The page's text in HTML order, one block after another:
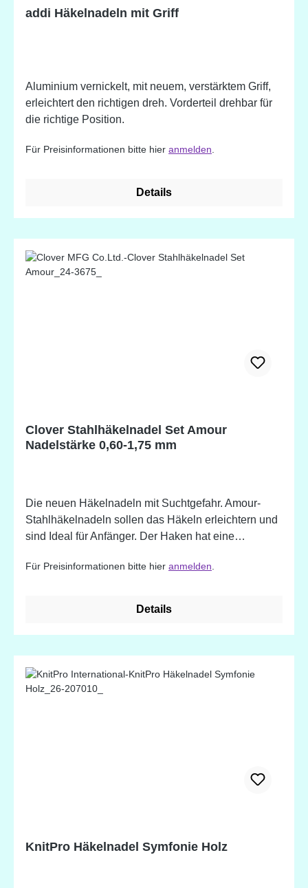
addi Häkelnadeln mit Griff
Aluminium vernickelt, mit neuem, verstärktem Griff,
erleichtert den richtigen dreh. Vorderteil drehbar für
die richtige Position.
Für Preisinformationen bitte hier anmelden
Details
Clover Stahlhäkelnadel Set Amour
Nadelstärke 0,60-1,75 mm
Die neuen Häkelnadeln mit Suchtgefahr. Amour-
Stahlhäkelnadeln sollen das Häkeln erleichtern und
sind Ideal für Anfänger. Der Haken hat eine
Stiche gleichmäßig. Der Griff schmiegt sich perfekt in
1.50mm, 1.25mm, 1.00mm, 0.90 mm, 0.75mm und
Für Preisinformationen bitte hier anmelden
Details
KnitPro Häkelnadel Symfonie Holz